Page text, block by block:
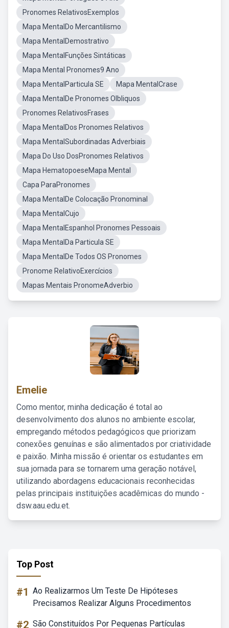
Pronomes RelativosExemplos
Mapa MentalDo Mercantilismo
Mapa MentalDemostrativo
Mapa MentalFunções Sintáticas
Mapa Mental Pronomes9 Ano
Mapa MentalParticula SE
Mapa MentalCrase
Mapa MentalDe Pronomes Olbliquos
Pronomes RelativosFrases
Mapa MentalDos Pronomes Relativos
Mapa MentalSubordinadas Adverbiais
Mapa Do Uso DosPronomes Relativos
Mapa HematopoeseMapa Mental
Capa ParaPronomes
Mapa MentalDe Colocação Pronominal
Mapa MentalCujo
Mapa MentalEspanhol Pronomes Pessoais
Mapa MentalDa Particula SE
Mapa MentalDe Todos OS Pronomes
Pronome RelativoExercícios
Mapas Mentais PronomeAdverbio
Emelie
Como mentor, minha dedicação é total ao
desenvolvimento dos alunos no ambiente escolar,
empregando métodos pedagógicos que priorizam
conexões genuínas e são alimentados por criatividade
e paixão. Minha missão é orientar os estudantes em
sua jornada para se tornarem uma geração notável,
utilizando abordagens educacionais reconhecidas
pelas principais instituições acadêmicas do mundo -
dsw.aau.edu.et.
Top Post
#1 Ao Realizarmos Um Teste De Hipóteses
Precisamos Realizar Alguns Procedimentos
#2 São Constituídos Por Pequenas Partículas